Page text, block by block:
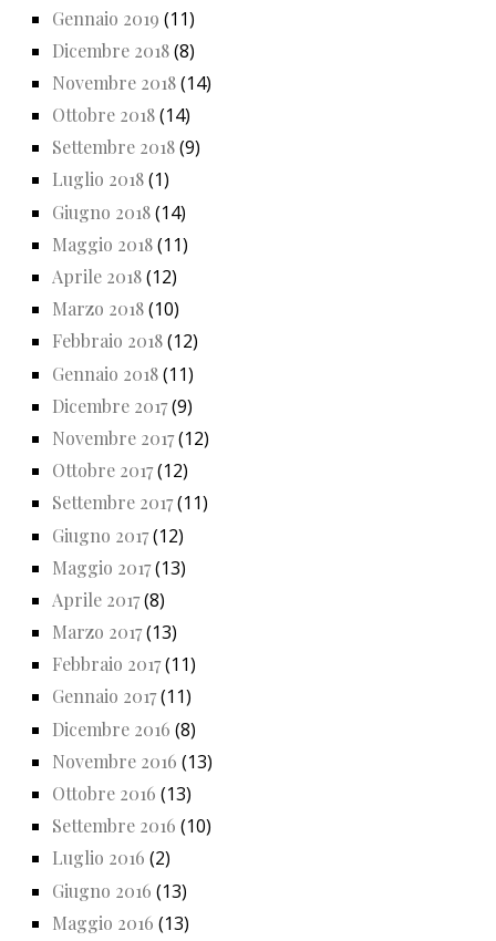
Gennaio 2019 (11)
Dicembre 2018(8)
Novembre 2018(14)
Ottobre 2018(14)
Settembre 2018(9)
Luglio 2018(1)
Giugno 2018(14)
Maggio 2018(11)
Aprile 2018(12)
Marzo 2018(10)
Febbraio 2018(12)
Gennaio 2018(11)
Dicembre 2017(9)
Novembre 2017(12)
Ottobre 2017(12)
Settembre 2017(11)
Giugno 2017(12)
Maggio 2017(13)
Aprile 2017(8)
Marzo 2017(13)
Febbraio 2017(11)
Gennaio 2017(11)
Dicembre 2016 (8)
Novembre 2016 (13)
Ottobre 2016 (13)
Settembre 2016 (10)
Luglio 2016 (2)
Giugno 2016 (13)
Maggio 2016 (13)